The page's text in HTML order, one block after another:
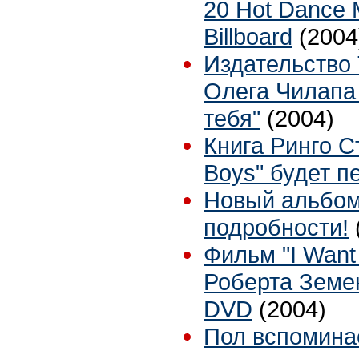
20 Hot Dance
Billboard
Олега
тебя" (2004)
Книга Ринго
Boys" будет
Новый
подробности!
Фильм "I Want
Роберта
DVD (2004)
Пол